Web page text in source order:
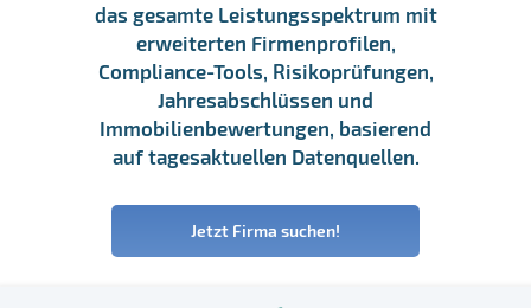
das gesamte Leistungsspektrum mit
erweiterten Firmenprofilen,
Compliance-Tools, Risikoprüfungen,
Jahresabschlüssen und
Immobilienbewertungen, basierend
auf tagesaktuellen Datenquellen.
Jetzt Firma suchen!